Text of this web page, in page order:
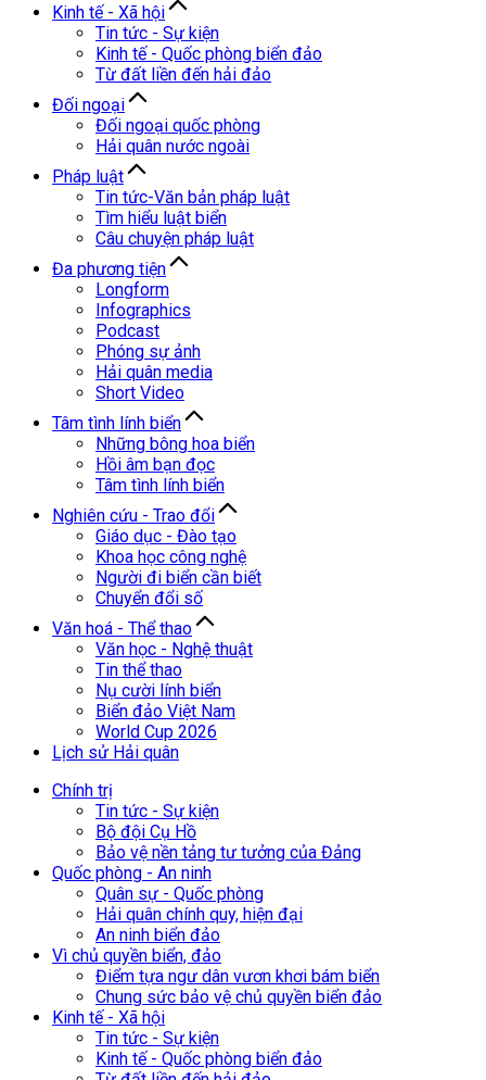
Kinh tế - Xã hội
Tin tức - Sự kiện
Kinh tế - Quốc phòng biển đảo
Từ đất liền đến hải đảo
Đối ngoại
Đối ngoại quốc phòng
Hải quân nước ngoài
Pháp luật
Tin tức-Văn bản pháp luật
Tìm hiểu luật biển
Câu chuyện pháp luật
Đa phương tiện
Longform
Infographics
Podcast
Phóng sự ảnh
Hải quân media
Short Video
Tâm tình lính biển
Những bông hoa biển
Hồi âm bạn đọc
Tâm tình lính biển
Nghiên cứu - Trao đổi
Giáo dục - Đào tạo
Khoa học công nghệ
Người đi biển cần biết
Chuyển đổi số
Văn hoá - Thể thao
Văn học - Nghệ thuật
Tin thể thao
Nụ cười lính biển
Biển đảo Việt Nam
World Cup 2026
Lịch sử Hải quân
Chính trị
Tin tức - Sự kiện
Bộ đội Cụ Hồ
Bảo vệ nền tảng tư tưởng của Đảng
Quốc phòng - An ninh
Quân sự - Quốc phòng
Hải quân chính quy, hiện đại
An ninh biển đảo
Vì chủ quyền biển, đảo
Điểm tựa ngư dân vươn khơi bám biển
Chung sức bảo vệ chủ quyền biển đảo
Kinh tế - Xã hội
Tin tức - Sự kiện
Kinh tế - Quốc phòng biển đảo